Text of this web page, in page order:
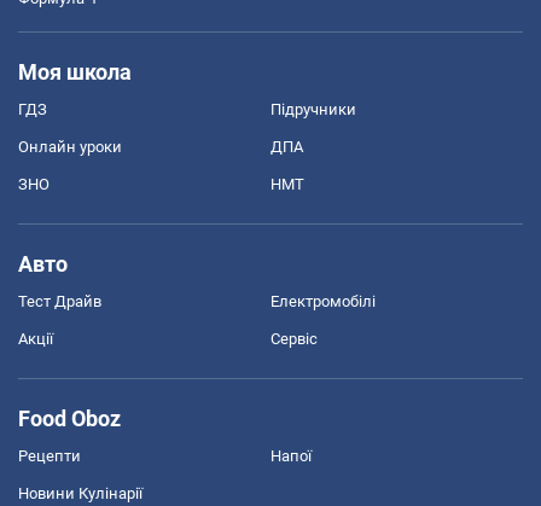
Моя школа
ГДЗ Підручники
Онлайн уроки ДПА
ЗНО НМТ
Авто
Тест Драйв Електромобілі
Акції Сервіс
Food Oboz
Рецепти Напої
Новини Кулінарії